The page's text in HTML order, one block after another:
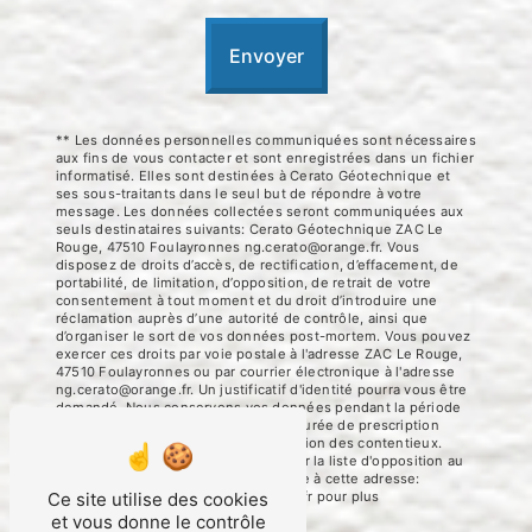
Envoyer
** Les données personnelles communiquées sont nécessaires
aux fins de vous contacter et sont enregistrées dans un fichier
informatisé. Elles sont destinées à Cerato Géotechnique et
ses sous-traitants dans le seul but de répondre à votre
message. Les données collectées seront communiquées aux
seuls destinataires suivants: Cerato Géotechnique ZAC Le
Rouge, 47510 Foulayronnes ng.cerato@orange.fr. Vous
disposez de droits d’accès, de rectification, d’effacement, de
portabilité, de limitation, d’opposition, de retrait de votre
consentement à tout moment et du droit d’introduire une
réclamation auprès d’une autorité de contrôle, ainsi que
d’organiser le sort de vos données post-mortem. Vous pouvez
exercer ces droits par voie postale à l'adresse ZAC Le Rouge,
47510 Foulayronnes ou par courrier électronique à l'adresse
ng.cerato@orange.fr. Un justificatif d'identité pourra vous être
demandé. Nous conservons vos données pendant la période
de prise de contact puis pendant la durée de prescription
légale aux fins probatoires et de gestion des contentieux.
Vous avez le droit de vous inscrire sur la liste d'opposition au
démarchage téléphonique, disponible à cette adresse:
Bloctel.gouv.fr. Consultez le site cnil.fr pour plus
d’informations sur vos droits.
Ce site utilise des cookies
et vous donne le contrôle